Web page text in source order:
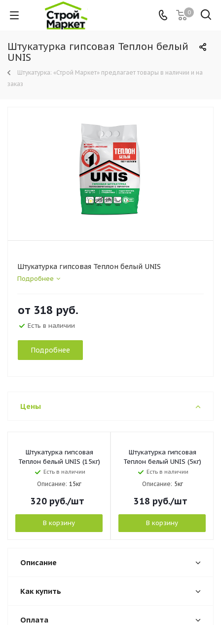
0
Штукатурка гипсовая Теплон белый
UNIS
Штукатурка: «Строй Маркет» предлагает товары в наличии и на
заказ
Штукатурка гипсовая Теплон белый UNIS
Подробнее
от 318 руб.
Есть в наличии
Подробнее
Цены
Штукатурка гипсовая
Теплон белый UNIS (15кг)
Есть в наличии
Описание: 15кг
320 руб./шт
В корзину
Штукатурка гипсовая
Теплон белый UNIS (5кг)
Есть в наличии
Описание: 5кг
318 руб./шт
В корзину
Описание
Как купить
Оплата